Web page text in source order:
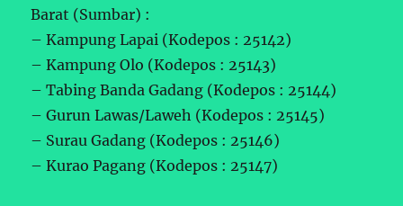
Barat (Sumbar) :
– Kampung Lapai (Kodepos : 25142)
– Kampung Olo (Kodepos : 25143)
– Tabing Banda Gadang (Kodepos : 25144)
– Gurun Lawas/Laweh (Kodepos : 25145)
– Surau Gadang (Kodepos : 25146)
– Kurao Pagang (Kodepos : 25147)